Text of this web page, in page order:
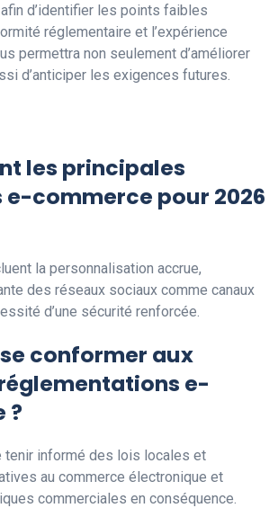
d’identifier les points faibles
réglementaire et l’expérience
permettra non seulement d’améliorer
d’anticiper les exigences futures.
les principales
commerce pour 2026
la personnalisation accrue,
des réseaux sociaux comme canaux
d’une sécurité renforcée.
conformer aux
e-
?
tenir informé des lois locales et
au commerce électronique et
commerciales en conséquence.